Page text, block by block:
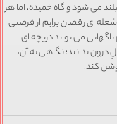
می شود و گاه خمیده، اما هر
ای رقصان برایم از فرصتی
می تواند دریچه ای
درون بدانید؛ نگاهی به آن،
کند.